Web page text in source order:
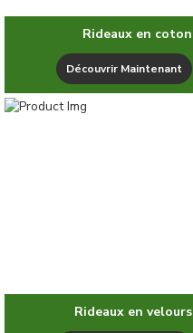
Rideaux en coton
Découvrir Maintenant
Rideaux en velours